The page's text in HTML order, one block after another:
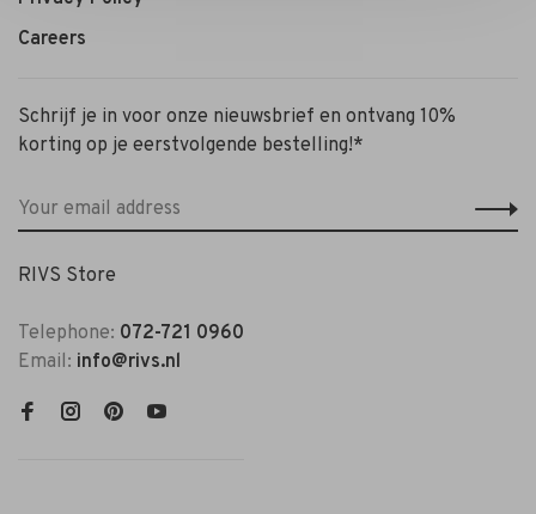
Careers
Schrijf je in voor onze nieuwsbrief en ontvang 10%
korting op je eerstvolgende bestelling!*
RIVS Store
Telephone: 072-721 0960
Email: info@rivs.nl